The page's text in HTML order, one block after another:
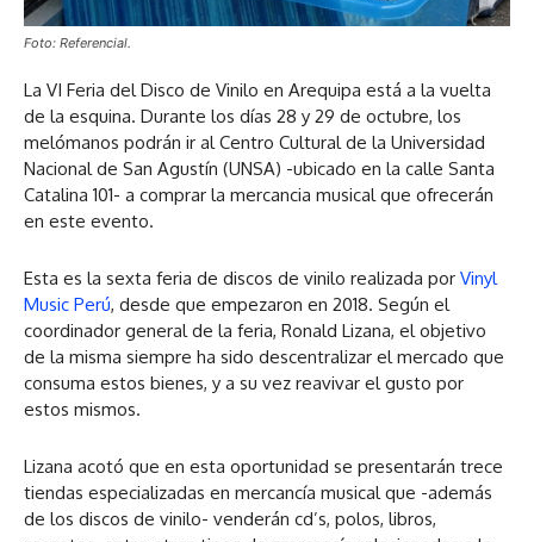
Foto: Referencial.
La VI Feria del Disco de Vinilo en Arequipa está a la vuelta
de la esquina. Durante los días 28 y 29 de octubre, los
melómanos podrán ir al Centro Cultural de la Universidad
Nacional de San Agustín (UNSA) -ubicado en la calle Santa
Catalina 101- a comprar la mercancia musical que ofrecerán
en este evento.
Esta es la sexta feria de discos de vinilo realizada por Vinyl
Music Perú, desde que empezaron en 2018. Según el
coordinador general de la feria, Ronald Lizana, el objetivo
de la misma siempre ha sido descentralizar el mercado que
consuma estos bienes, y a su vez reavivar el gusto por
estos mismos.
Lizana acotó que en esta oportunidad se presentarán trece
tiendas especializadas en mercancía musical que -además
de los discos de vinilo- venderán cd’s, polos, libros,